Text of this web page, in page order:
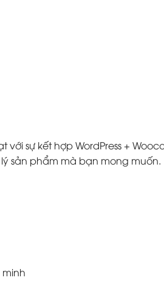
với sự kết hợp WordPress +
sản phẩm mà bạn mong muốn.